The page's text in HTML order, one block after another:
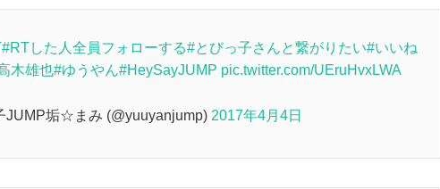
#RTした人全員フォローする#とびっ子さんと繋がりたい#いいね
木雄也#ゆうやん#HeySayJUMP pic.twitter.com/UEruHvxLWA
垢☆まみ (@yuuyanjump) 2017年4月4日